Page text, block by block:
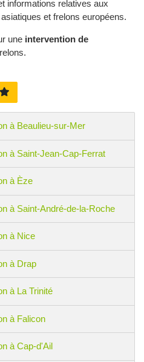
informations relatives aux
et frelons européens.
une intervention de
à Beaulieu-sur-Mer
à Saint-Jean-Cap-Ferrat
à Èze
à Saint-André-de-la-Roche
à Nice
à Drap
à La Trinité
à Falicon
à Cap-d'Ail